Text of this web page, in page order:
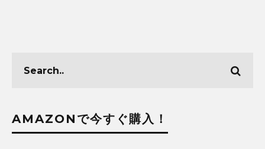
AMAZONで今すぐ購入！